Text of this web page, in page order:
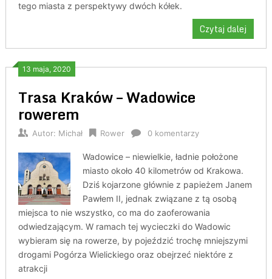
tego miasta z perspektywy dwóch kółek.
Czytaj dalej
13 maja, 2020
Trasa Kraków – Wadowice
rowerem
Autor: Michał Rower 0 komentarzy
Wadowice – niewielkie, ładnie położone
miasto około 40 kilometrów od Krakowa.
Dziś kojarzone głównie z papieżem Janem
Pawłem II, jednak związane z tą osobą
miejsca to nie wszystko, co ma do zaoferowania
odwiedzającym. W ramach tej wycieczki do Wadowic
wybieram się na rowerze, by pojeździć trochę mniejszymi
drogami Pogórza Wielickiego oraz obejrzeć niektóre z
atrakcji